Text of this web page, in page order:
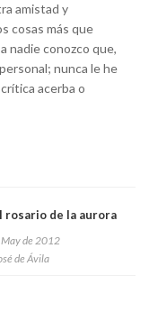
amistad y
cosas más que
nadie conozco que,
nunca le he
acerba o
rosario de la aurora
May de 2012
de Ávila